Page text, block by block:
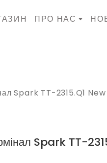
ПРО НАС
Spark TT-2315.Q1 New
Spark TT-